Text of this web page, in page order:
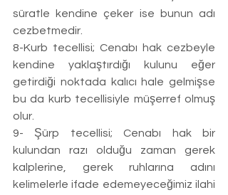
süratle kendine çeker ise bunun adı
cezbetmedir.
8-Kurb tecellisi; Cenabı hak cezbeyle
kendine yaklaştırdığı kulunu eğer
getirdiği noktada kalıcı hale gelmişse
bu da kurb tecellisiyle müşerref olmuş
olur.
9- Şürp tecellisi; Cenabı hak bir
kulundan razı olduğu zaman gerek
kalplerine, gerek ruhlarına adını
kelimelerle ifade edemeyeceğimiz ilahi